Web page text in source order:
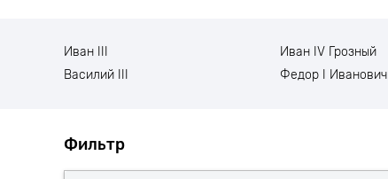
Иван III
Василий III
Иван IV Грозный
Федор I Иванович
Фильтр